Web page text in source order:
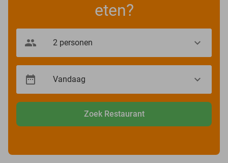
eten?
Zoek Restaurant